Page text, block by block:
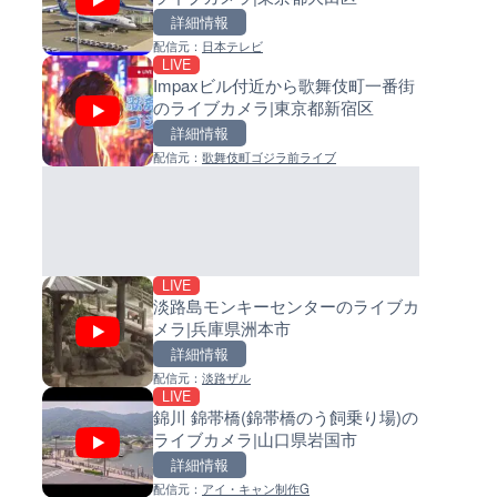
詳細情報
配信元： 日本テレビ
LIVE
Impaxビル付近から歌舞伎町一番街
のライブカメラ|東京都新宿区
詳細情報
配信元： 歌舞伎町ゴジラ前ライブ
LIVE
淡路島モンキーセンターのライブカ
メラ|兵庫県洲本市
詳細情報
配信元： 淡路ザル
LIVE
錦川 錦帯橋(錦帯橋のう飼乗り場)の
ライブカメラ|山口県岩国市
詳細情報
配信元： アイ・キャン制作G
羽田空港第2旅客ターミナルか
ライブカメラ|東京都大田区
配信元：日本テレビ
ごろごろ茶屋のライブカメラ|
県天川村
配信元：
小浦川水門付近から小浦海水
ライブカメラ|和歌山県日高町
配信元：日高町役場
導目木川 花立砂防堰堤下流の
ブカメラ|福岡県朝倉市
配信元：